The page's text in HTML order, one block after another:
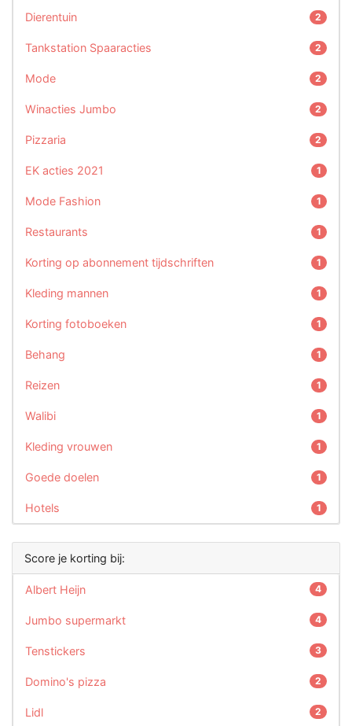
Dierentuin 2
Tankstation Spaaracties 2
Mode 2
Winacties Jumbo 2
Pizzaria 2
EK acties 2021 1
Mode Fashion 1
Restaurants 1
Korting op abonnement tijdschriften 1
Kleding mannen 1
Korting fotoboeken 1
Behang 1
Reizen 1
Walibi 1
Kleding vrouwen 1
Goede doelen 1
Hotels 1
Score je korting bij:
Albert Heijn 4
Jumbo supermarkt 4
Tenstickers 3
Domino's pizza 2
Lidl 2